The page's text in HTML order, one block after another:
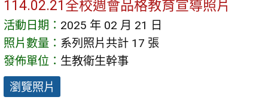
114.02.21全校週會品格教育宣導照片
活動日期： 2025 年 02 月 21 日
照片數量： 系列照片共計 17 張
發佈單位： 生教衛生幹事
瀏覽照片